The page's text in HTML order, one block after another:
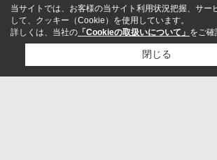
当サイトでは、お客様の当サイト利用状況把握、サー
して、クッキー（Cookie）を使用しています。
詳しくは、当社の 「Cookieの取扱いについて」 をご確
閉じる